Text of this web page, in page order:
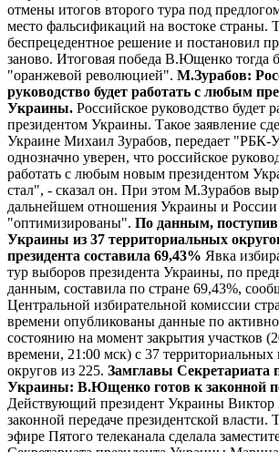
отмены итогов второго тура под
место фальсификаций на востоке
беспрецедентное решение и постановил
заново. Итоговая победа В.Ющенко тогда
"оранжевой революцией". М.Зурабов:
руководство будет работать с любым
Украины. Российское руководство будет
президентом Украины. Такое заявление
Украине Михаил Зурабов, передает "РБК-
однозначно уверен, что российское
работать с любым новым президентом
стал", - сказал он. При этом М.Зурабов
дальнейшем отношения Украины и России
"оптимизированы". По данным,
Украины из 37 территориальных
президента составила 69,43% Явка
тур выборов президента Украины, по
данным, составила по стране 69,43%,
Центральной избирательной комиссии
времени опубликованы данные по
состоянию на момент закрытия участков
времени, 21:00 мск) с 37 территориальных
округов из 225. Замглавы Секретариата
Украины: В.Ющенко готов к законной
Действующий президент Украины
законной передаче президентской власти.
эфире Пятого телеканала сделала